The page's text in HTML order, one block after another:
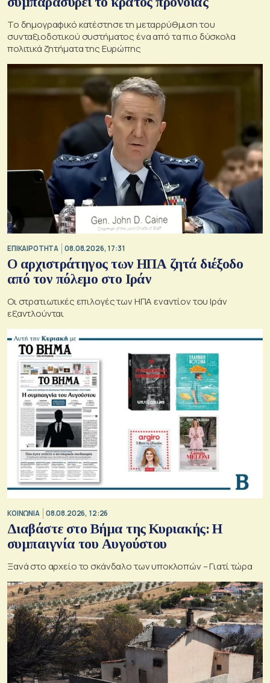
Το δημογραφικό κατέστησε τη μεταρρύθμιση του
συνταξιοδοτικού συστήματος ένα από τα πιο δύσκολα
πολιτικά ζητήματα της Ευρώπης
ΕΠΙΚΑΙΡΟΤΗΤΑ 08.08.2026, 17:31
Ο αρχιστράτηγος των ΗΠΑ ζητά διέξοδο
από τον πόλεμο στο Ιράν
Οι στρατιωτικές επιλογές των ΗΠΑ εναντίον του Ιράν
εξαντλούνται
ΚΟΙΝΩΝΙΑ 08.08.2026, 12:26
Διαβάστε στο Βήμα της Κυριακής: Η
συμπαιγνία του Αυγούστου
Ξανά στο αρχείο το σκάνδαλο των υποκλοπών – Γιατί τώρα